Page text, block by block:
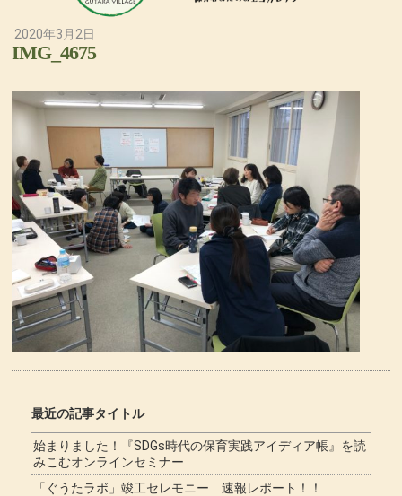
2020年3月2日
IMG_4675
最近の記事タイトル
始まりました！『SDGs時代の保育実践アイディア帳』を読
みこむオンラインセミナー
「ぐうたラボ」竣工セレモニー 速報レポート！！